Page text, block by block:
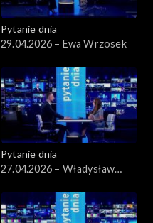
Pytanie dnia
29.04.2026 – Ewa Wrzosek
Pytanie dnia
27.04.2026 – Władysław